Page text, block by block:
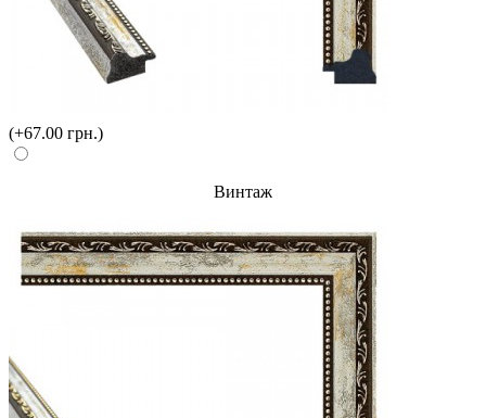
(+67.00 грн.)
Винтаж